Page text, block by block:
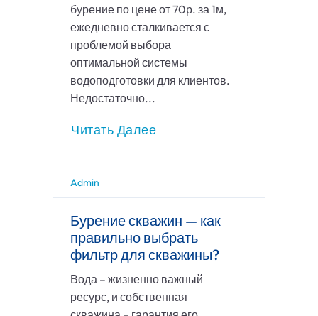
бурение по цене от 70р. за 1м,
ежедневно сталкивается с
проблемой выбора
оптимальной системы
водоподготовки для клиентов.
Недостаточно...
Читать Далее
Admin
Бурение скважин — как
правильно выбрать
фильтр для скважины?
Вода – жизненно важный
ресурс, и собственная